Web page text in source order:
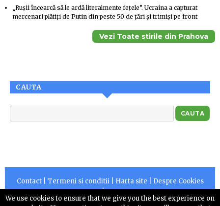
„Rușii încearcă să le ardă literalmente fețele”. Ucraina a capturat
mercenari plătiți de Putin din peste 50 de țări și trimiși pe front
Vezi Toate stirile din Prahova
CAUTA
Contact| Termeni si conditii| Harta site
Despre Cookies
|RSS
We use cookies to ensure that we give you the best experience on